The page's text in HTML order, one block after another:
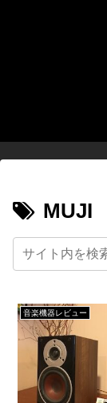
MUJI
音楽機器レビュー